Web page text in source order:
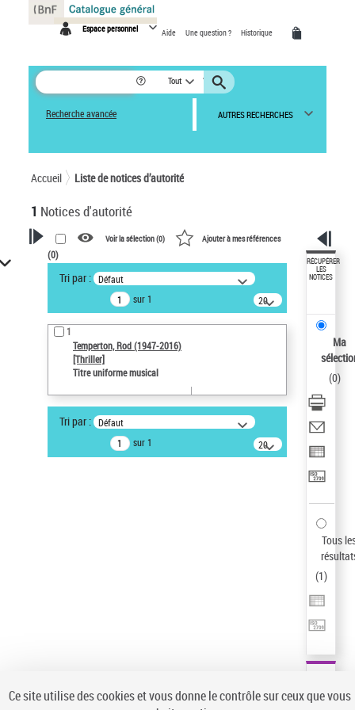
Espace personnel Aide Une question ? Historique
Tout
Recherche avancée AUTRES RECHERCHES
Accueil Liste de notices d’autorité
1 Notices d'autorité
VOTRE RECHERCHE
Recherche avancée dans les
notices d’autorité
Œuvres liées à l'auteur :
Temperton, Rod (1947-2016)
Auteur d’œuvre
Type de notice d'autorité
Voir la sélection (0) Ajouter à mes références
(0)
Tri par : Défaut
sur 1
20
résultats/page
1
Temperton, Rod (1947-2016)
[Thriller]
Titre uniforme musical
Tri par : Défaut
sur 1
20
résultats/page
RÉCUPÉRER
LES
NOTICES
Ma
(0)
Tous
(1)
Panneau de gestion des cookies
Ce site utilise des cookies et vous donne le contrôle sur ceux que vous